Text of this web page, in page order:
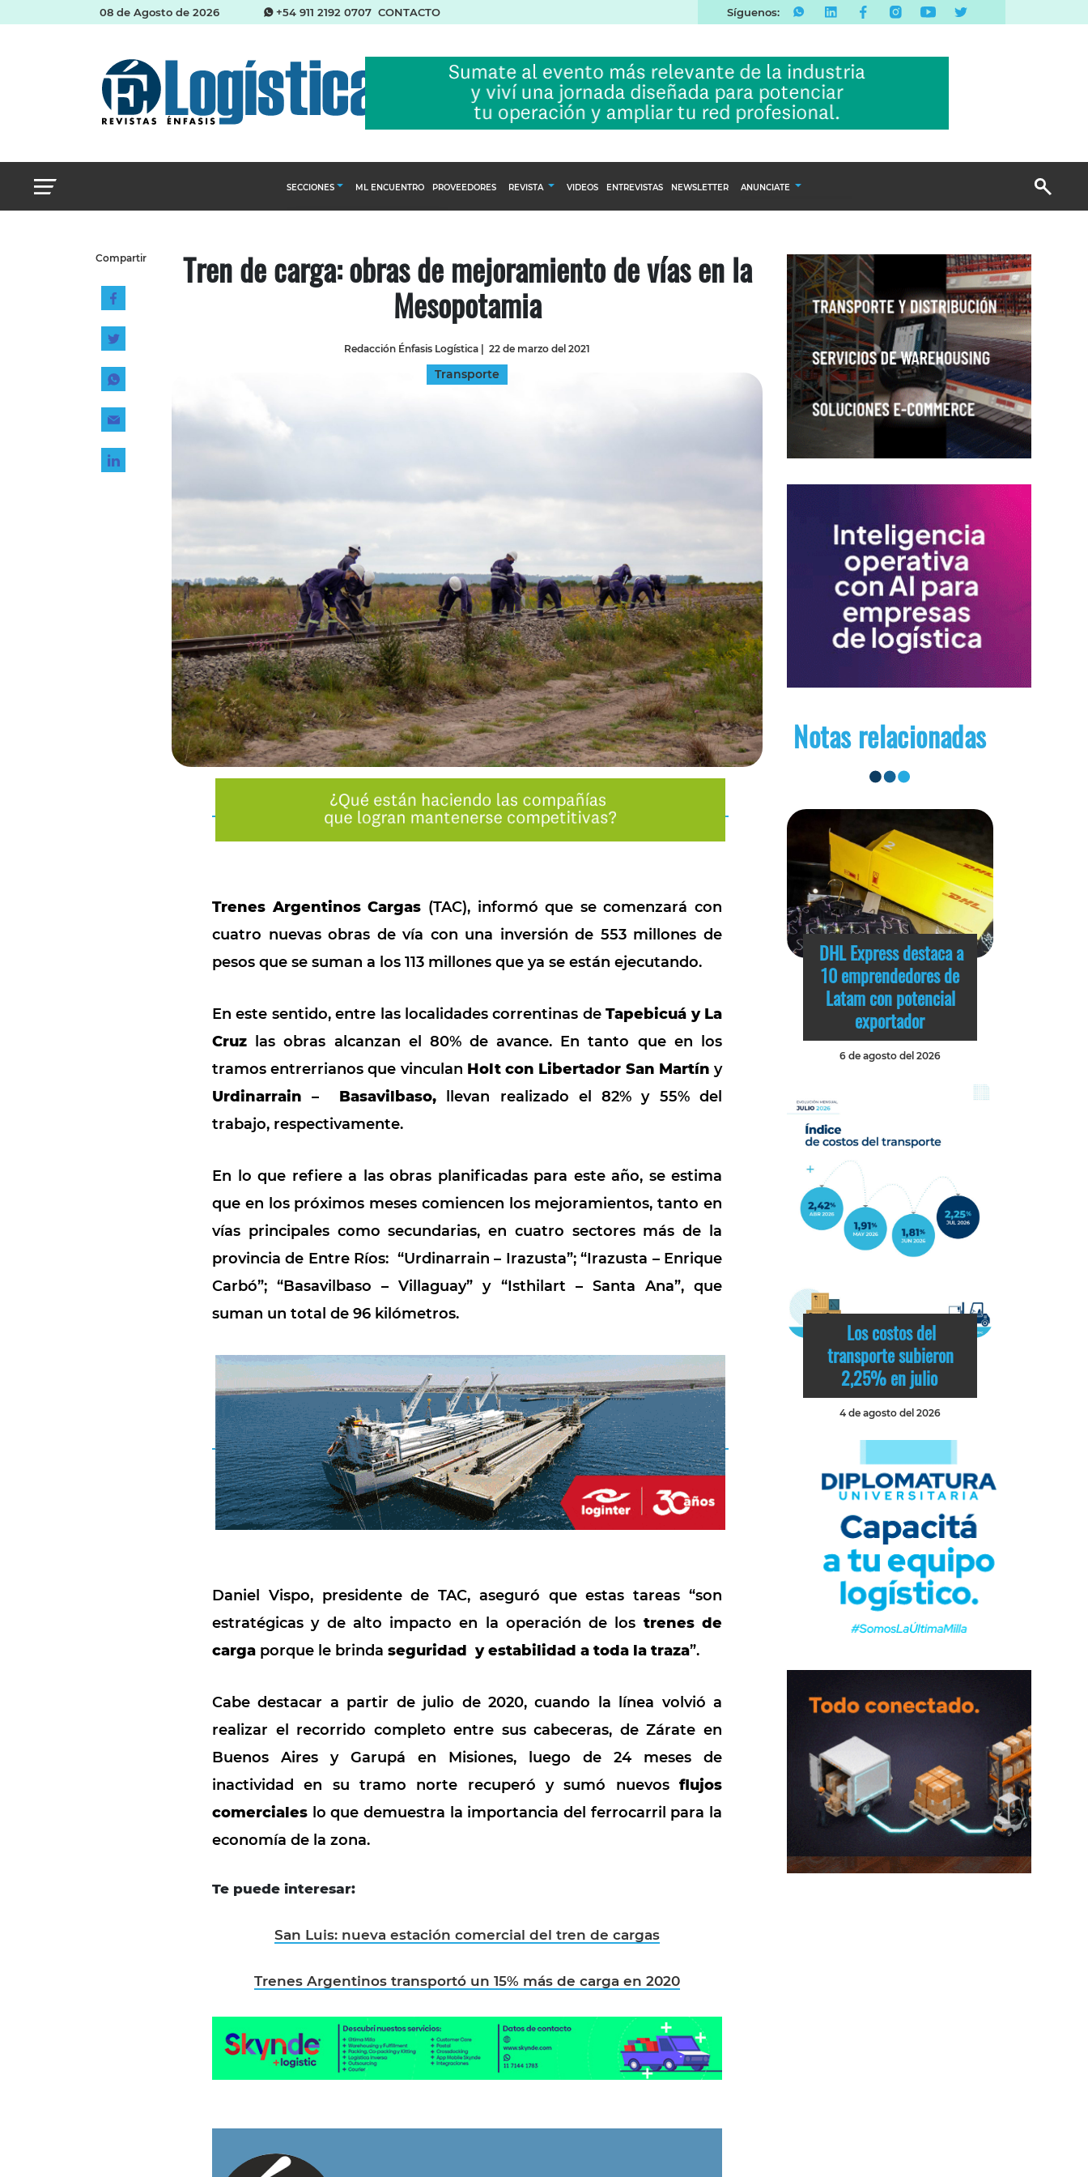
08 de Agosto de 2026 +54 911 2192 0707 CONTACTO Síguenos:
SECCIONES
Almacenes e inventarios
Cadena de Suministro del Agro
Logística y distribución
Management
ML ENCUENTRO PROVEEDORES REVISTA VIDEOS ENTREVISTAS NEWSLETTER ANUNCIATE
Email Marketing
Branded Content
Publicidad Revista
Compartir Tren de carga: obras de mejoramiento de vías en la
Mesopotamia
Redacción Énfasis Logística 22 de marzo del 2021
Transporte
Trenes Argentinos Cargas (TAC), informó que se comenzará con
cuatro nuevas obras de vía con una inversión de 553 millones de
pesos que se suman a los 113 millones que ya se están ejecutando.
En este sentido, entre las localidades correntinas deTapebicuá y La
Cruz las obras alcanzan el 80% de avance. En tanto que en los
tramos entrerrianos que vinculan Holt con Libertador San Martín y
Urdinarrain – Basavilbaso,llevan realizado el 82% y 55% del
trabajo, respectivamente.
En lo que refiere a las obras planificadas para este año, se estima
que en los próximos meses comiencen los mejoramientos, tanto en
vías principales como secundarias, en cuatro sectores más de la
provincia de Entre Ríos: “Urdinarrain – Irazusta”; “Irazusta – Enrique
Carbó”; “Basavilbaso – Villaguay” y “Isthilart – Santa Ana”, que
suman un total de 96 kilómetros.
Daniel Vispo, presidente deTAC, aseguró que estas tareas “son
estratégicas y de alto impacto en la operación de los trenes de
carga porque le brinda seguridad y estabilidad a toda la traza”.
Cabe destacar a partir de julio de 2020, cuando la línea volvió a
realizar el recorrido completo entre sus cabeceras, de Zárate en
Buenos Aires y Garupá en Misiones, luego de 24 meses de
inactividad en su tramo norte recuperó y sumó nuevos flujos
comerciales lo que demuestra la importancia del ferrocarril para la
economía de la zona.
Te puede interesar:
San Luis: nueva estación comercial del tren de cargas
Trenes Argentinos transportó un 15% más de carga en 2020
Notas relacionadas
DHL Express destaca a
10 emprendedores de
Latam con potencial
exportador
6 de agosto del 2026
Los costos del
transporte subieron
2,25% en julio
4 de agosto del 2026